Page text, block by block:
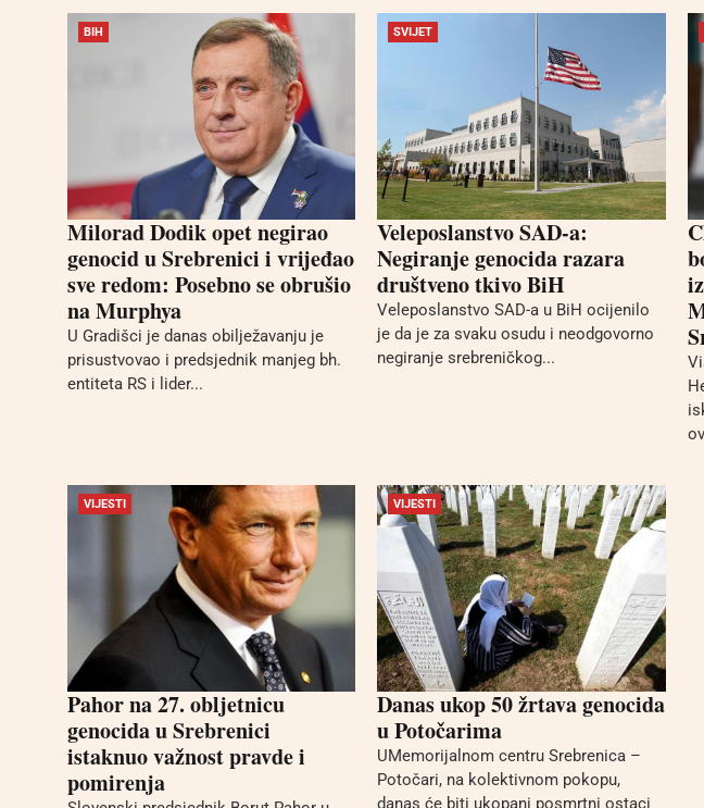
BIH
Milorad Dodik opet negirao
genocid u Srebrenici i vrijeđao
sve redom: Posebno se obrušio
na Murphya
U Gradišci je danas obilježavanju je
prisustvovao i predsjednik manjeg bh.
entiteta RS i lider...
SVIJET
Veleposlanstvo SAD-a:
Negiranje genocida razara
društveno tkivo BiH
Veleposlanstvo SAD-a u BiH ocijenilo
je da je za svaku osudu i neodgovorno
negiranje srebreničkog...
VIJESTI
Pahor na 27. obljetnicu
genocida u Srebrenici
istaknuo važnost pravde i
pomirenja
VIJESTI
Danas ukop 50 žrtava genocida
u Potočarima
UMemorijalnom centru Srebrenica –
Potočari, na kolektivnom pokopu,
danas će biti ukopani posmrtni ostaci